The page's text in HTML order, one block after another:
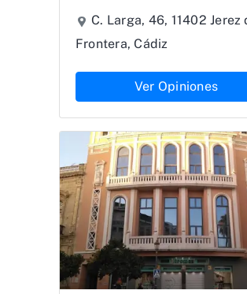
C. Larga, 46, 11402 Jerez
Frontera, Cádiz
Ver Opiniones